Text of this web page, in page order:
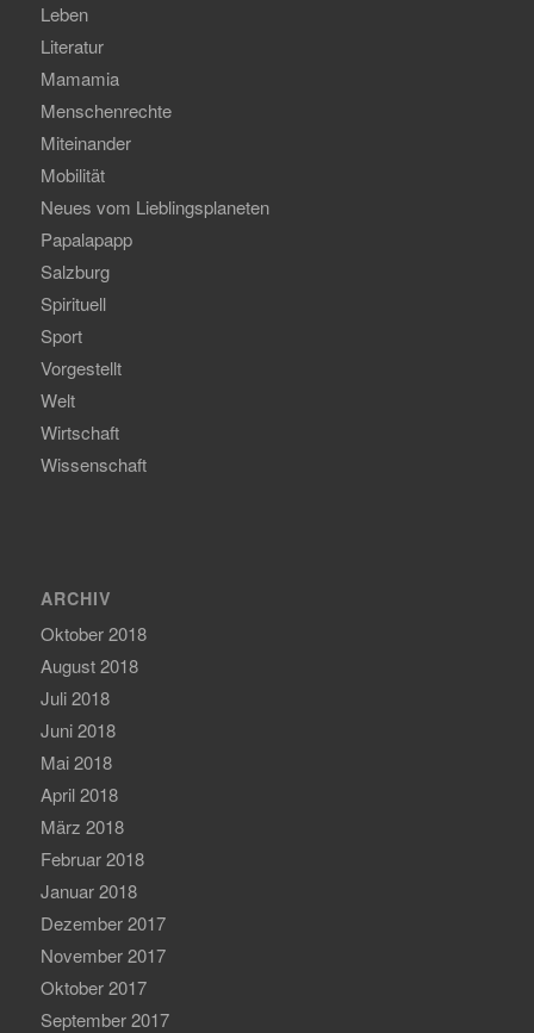
Leben
Literatur
Mamamia
Menschenrechte
Miteinander
Mobilität
Neues vom Lieblingsplaneten
Papalapapp
Salzburg
Spirituell
Sport
Vorgestellt
Welt
Wirtschaft
Wissenschaft
ARCHIV
Oktober 2018
August 2018
Juli 2018
Juni 2018
Mai 2018
April 2018
März 2018
Februar 2018
Januar 2018
Dezember 2017
November 2017
Oktober 2017
September 2017